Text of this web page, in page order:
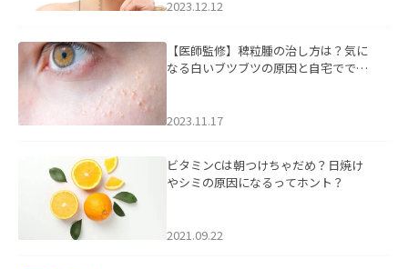
2023.12.12
【医師監修】稗粒腫の治し方は？気に
なる白いブツブツの原因と自宅ででき
2023.11.17
ビタミンCは朝つけちゃだめ？日焼け
やシミの原因になるってホント？
2021.09.22